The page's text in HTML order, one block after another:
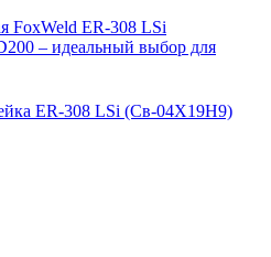
ER-308 LSi (Св-04Х19Н9)